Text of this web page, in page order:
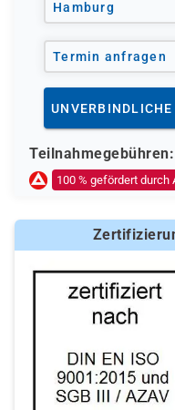
Hamburg
Termin anfragen
UNVERBINDLICHE
Teilnahmegebühren:
100 % gefördert